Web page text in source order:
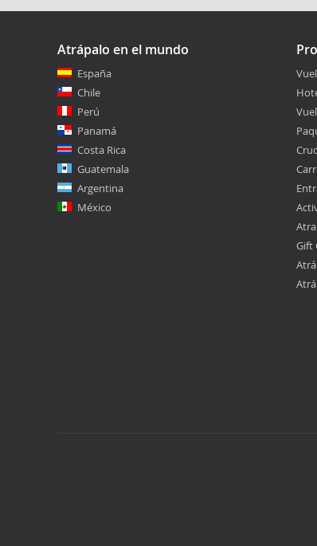
Atrápalo en el mundo
España
Chile
Perú
Panamá
Costa Rica
Guatemala
Argentina
México
Gift